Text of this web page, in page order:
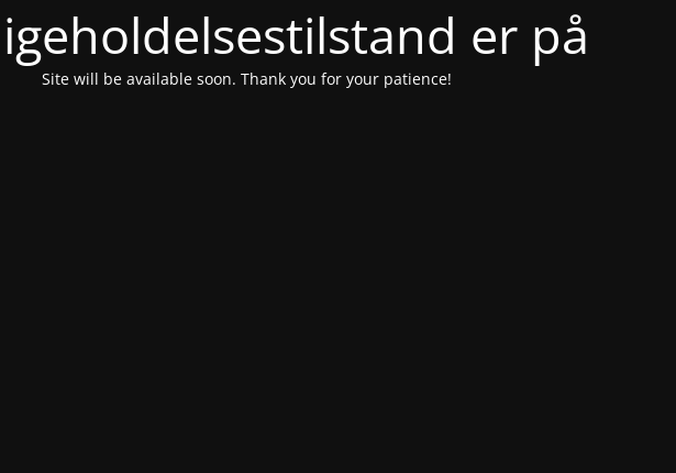
er på
Site will be available soon. Thank you for your patience!